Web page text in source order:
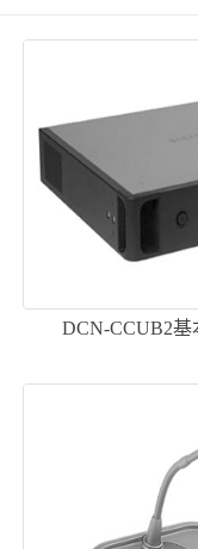
DCN-CCUB2